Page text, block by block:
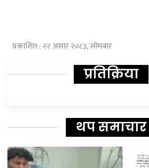
प्रकाशित : २२ असार २०८३, सोमबार
प्रतिक्रिया
थप समाचार